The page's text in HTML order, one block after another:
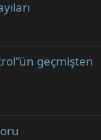
geçmişten